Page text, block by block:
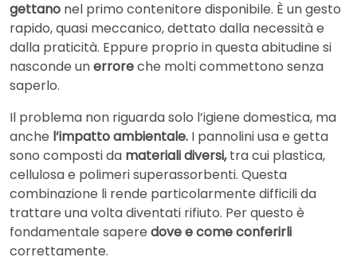
gettano nel primo contenitore disponibile. È un gesto
rapido, quasi meccanico, dettato dalla necessità e
dalla praticità. Eppure proprio in questa abitudine si
nasconde unerroreche molti commettono senza
saperlo.
Il problema non riguarda solo l’igiene domestica, ma
anche l’impatto ambientale. I pannolini usa e getta
sono composti da materiali diversi,tra cui plastica,
cellulosa e polimeri superassorbenti. Questa
combinazione li rende particolarmente difficili da
trattare una volta diventati rifiuto. Per questo è
fondamentale sapere dove e come conferirli
correttamente.